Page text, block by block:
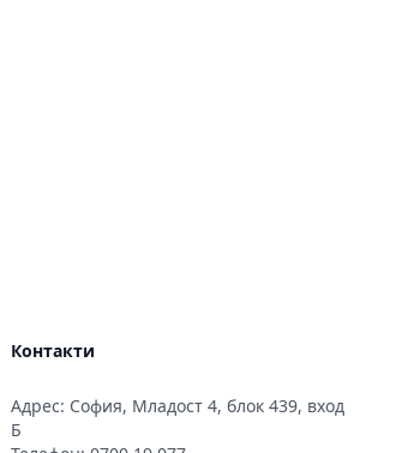
Контакти
Адрес: София, Младост 4, блок 439, вход
Б